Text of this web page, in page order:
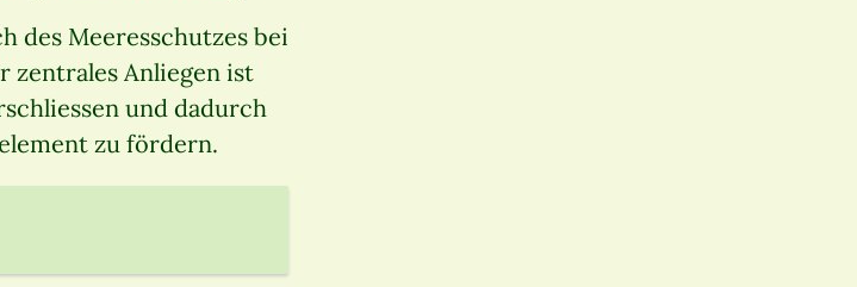
des Meeresschutzes bei
zentrales Anliegen ist
und dadurch
zu fördern.